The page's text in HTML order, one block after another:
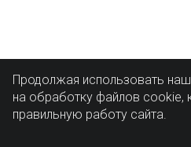
Продолжая использовать
на обработку файлов cookie,
правильную работу сайта.